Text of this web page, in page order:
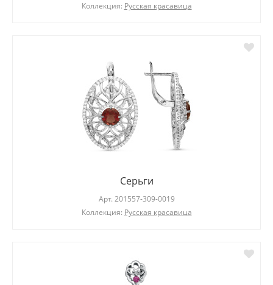
Коллекция: Русская красавица
Серьги
Арт. 201557-309-0019
Коллекция: Русская красавица